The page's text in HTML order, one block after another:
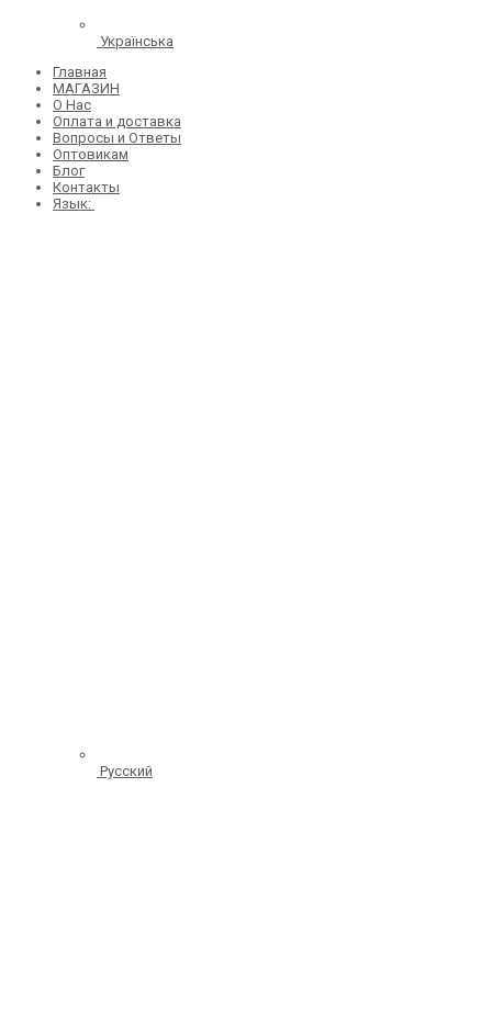
Українська
Главная
МАГАЗИН
О Нас
Оплата и доставка
Вопросы и Ответы
Оптовикам
Блог
Контакты
Язык:
Русский